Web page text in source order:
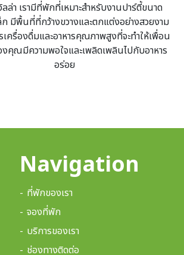
ล่า เรามีที่พักที่เหมาะสำหรับงานปาร์ตี้ขนาด
มีพื้นที่ที่กว้างขวางและตกแต่งอย่างสวยงาม
เครื่องดื่มและอาหารคุณภาพสูงที่จะทำให้เพื่อน
คุณมีความพอใจและเพลิดเพลินไปกับอาหาร
อร่อย
Navigation
ที่พักของเรา
จองที่พัก
บริการของเรา
ช่องทางติดต่อ